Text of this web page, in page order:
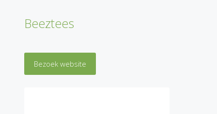
Beeztees
Bezoek website